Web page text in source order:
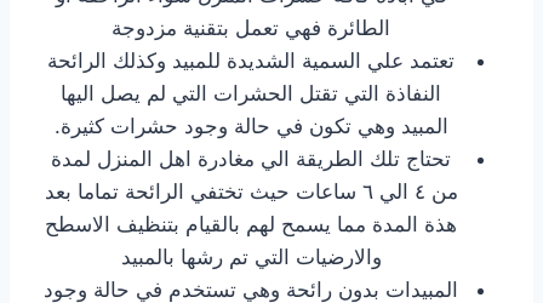
الطائرة فهي تعمل بتقنية مزدوجة
تعتمد علي السمية الشديدة للمبيد وكذلك الرائحة
النفاذة التي تقتل الحشرات التي لم يصل اليها
المبيد وهي تكون في حالة وجود حشرات كثيرة.
تحتاج تلك الطريقة الي مغادرة اهل المنزل لمدة
من ٤ الي ٦ ساعات حيث تختفي الرائحة تماما بعد
هذة المدة مما يسمح لهم بالقيام بتنظيف الاسطح
والارضيات التي تم رشها بالمبيد
المبيدات بدون رائحة وهي تستخدم في حالة وجود